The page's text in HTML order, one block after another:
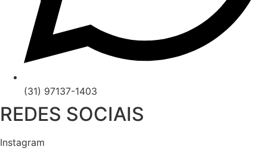
(31) 97137-1403
REDES SOCIAIS
Instagram